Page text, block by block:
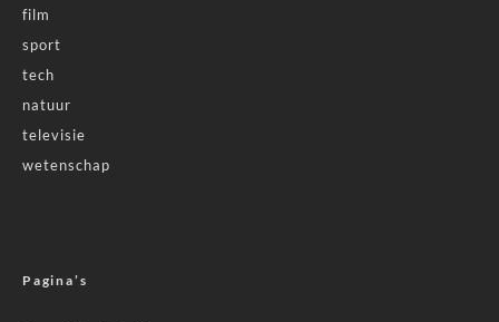
film
sport
tech
natuur
televisie
wetenschap
Pagina’s